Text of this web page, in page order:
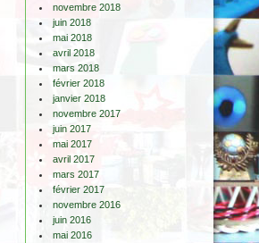
novembre 2018
juin 2018
mai 2018
avril 2018
mars 2018
février 2018
janvier 2018
novembre 2017
juin 2017
mai 2017
avril 2017
mars 2017
février 2017
novembre 2016
juin 2016
mai 2016